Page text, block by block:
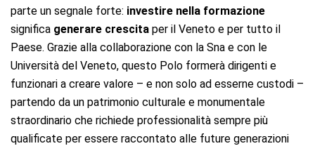
parte un segnale forte: investire nella formazione
significa generare crescita per il Veneto e per tutto il
Paese. Grazie alla collaborazione con la Sna e con le
Università del Veneto, questo Polo formerà dirigenti e
funzionari a creare valore – e non solo ad esserne custodi –
partendo da un patrimonio culturale e monumentale
straordinario che richiede professionalità sempre più
qualificate per essere raccontato alle future generazioni